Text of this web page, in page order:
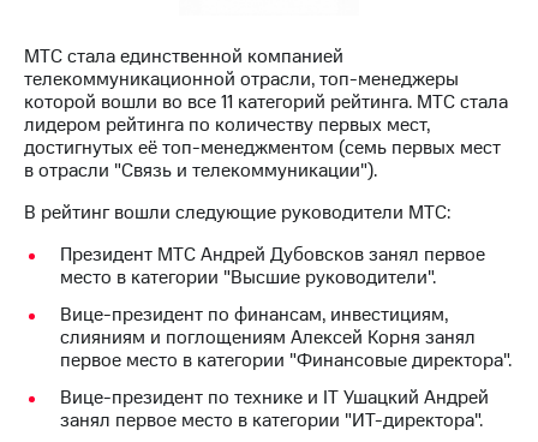
Достижения
Интервью
Финансовая
отчетность
Новости
регионе
и акционерам
Корпоративное
управление
МТС стала единственной компанией
телекоммуникационной отрасли, топ-менеджеры
которой вошли во все 11 категорий рейтинга. МТС стала
лидером рейтинга по количеству первых мест,
достигнутых её топ-менеджментом (семь первых мест
в отрасли "Связь и телекоммуникации").
В рейтинг вошли следующие руководители МТС:
Президент МТС Андрей Дубовсков занял первое
место в категории "Высшие руководители".
Вице-президент по финансам, инвестициям,
слияниям и поглощениям Алексей Корня занял
первое место в категории "Финансовые директора".
Вице-президент по технике и IT Ушацкий Андрей
занял первое место в категории "ИТ-директора".